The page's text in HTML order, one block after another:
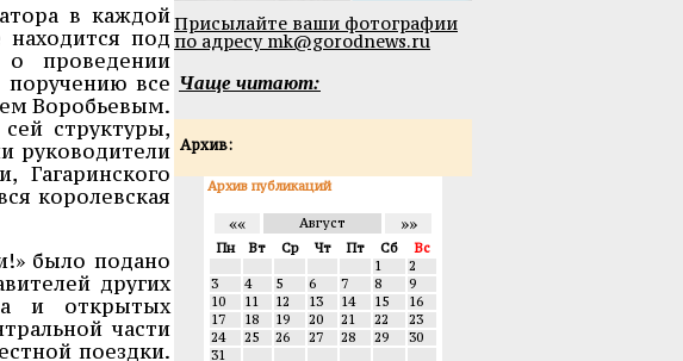
в каждой
под
проведении
поручению все
Воробьевым.
структуры,
руководители
Гагаринского
королевская
было подано
других
и открытых
части
поездки.
Присылайте ваши фотографии
по адресу mk@gorodnews.ru
Чаще читают:
Архив:
Архив публикаций
«« Август »»
Пн Вт Ср Чт Пт Сб
Вс
1
2
3
4 5 6 7 8
9
10
11 12 13 14 15
16
17
18 19 20 21 22
23
24
25 26 27 28 29
30
31